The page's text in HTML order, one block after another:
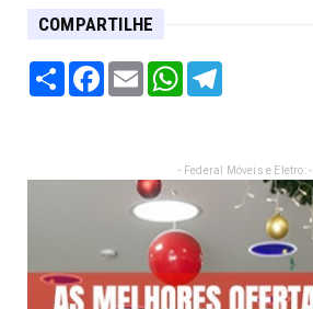
COMPARTILHE
Share Facebook
Email WhatsApp
- Federal Móveis e Eletro: -